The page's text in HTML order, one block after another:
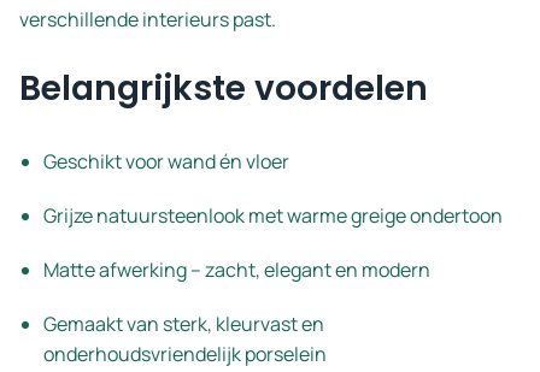
verschillende interieurs past.
Belangrijkste voordelen
Geschikt voor wand én vloer
Grijze natuursteenlook met warme greige ondertoon
Matte afwerking – zacht, elegant en modern
Gemaakt van sterk, kleurvast en
onderhoudsvriendelijk porselein